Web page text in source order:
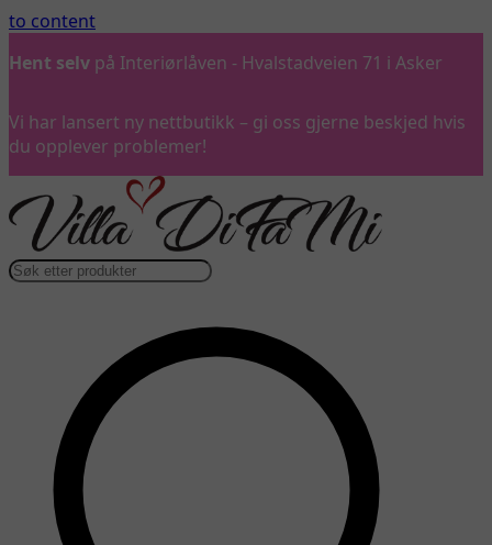
to content
Ring ossgjerne på 992 57 899
Vi har lansert ny nettbutikk – gi oss gjerne beskjed hvis
du opplever problemer!